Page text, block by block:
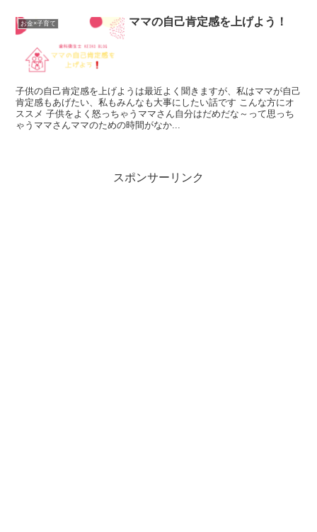
お金×子育て ママの自己肯定感を上げよう！
子供の自己肯定感を上げようは最近よく聞きますが、私はママが自己
肯定感もあげたい、私もみんなも大事にしたい話です こんな方にオ
ススメ 子供をよく怒っちゃうママさん自分はだめだな～って思っち
ゃうママさんママのための時間がなか...
スポンサーリンク